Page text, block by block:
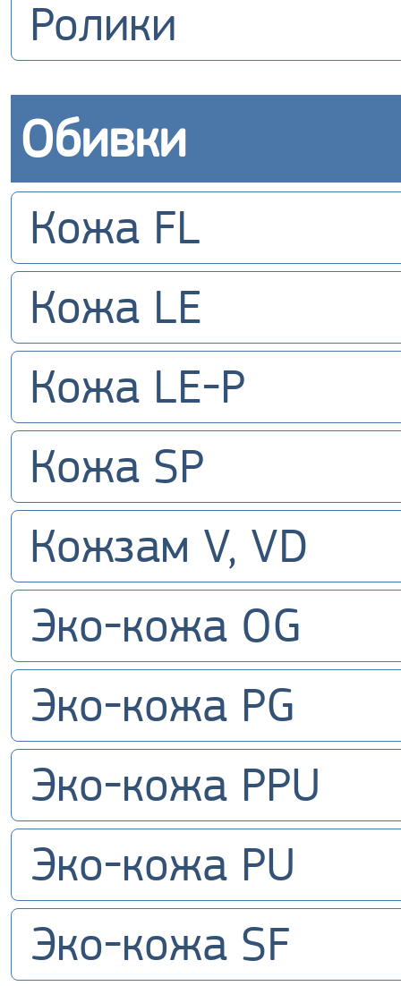
Ролики
Обивки
Кожа FL
Кожа LE
Кожа LE-P
Кожа SP
Кожзам V, VD
Эко-кожа OG
Эко-кожа PG
Эко-кожа PPU
Эко-кожа PU
Эко-кожа SF